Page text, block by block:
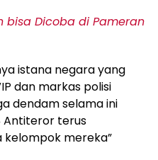
bisa Dicoba di Pameran
istana negara yang
dan markas polisi
dendam selama ini
Antiteror terus
mereka”